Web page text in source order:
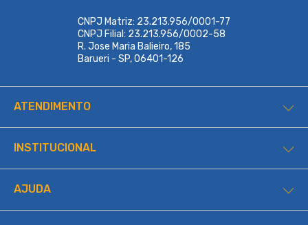
CNPJ Matriz: 23.213.956/0001-77
CNPJ Filial: 23.213.956/0002-58
R. Jose Maria Balieiro, 185
Barueri - SP, 06401-126
ATENDIMENTO
INSTITUCIONAL
AJUDA